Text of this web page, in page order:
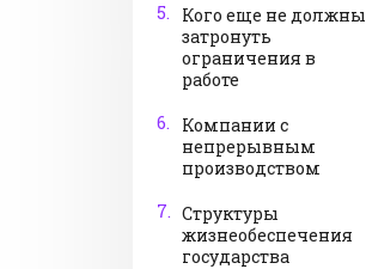
5.
Кого еще не должны
затронуть
ограничения в
работе
6.
Компании с
непрерывным
производством
7. Структуры
жизнеобеспечения
государства